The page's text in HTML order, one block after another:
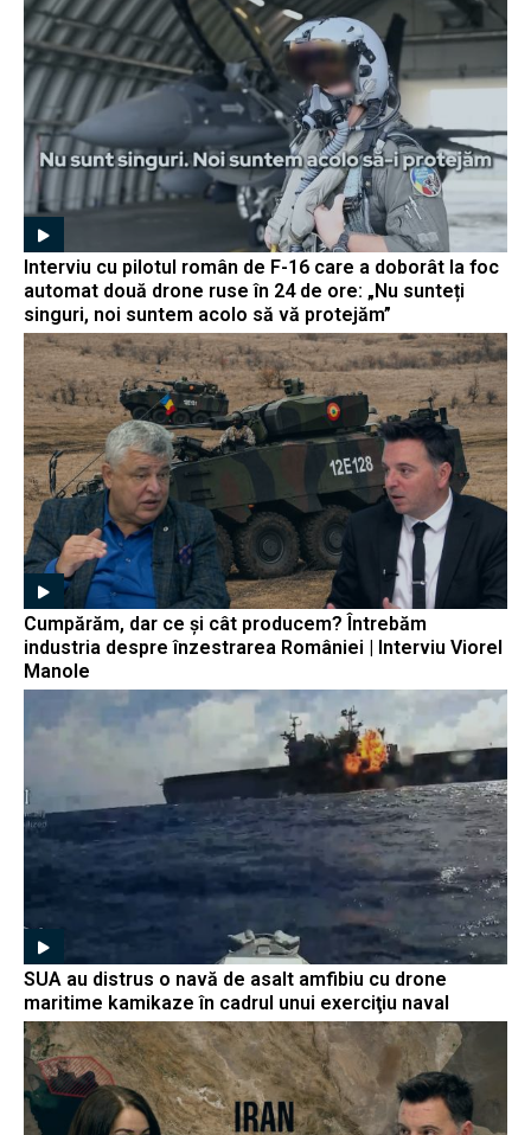
Interviu cu pilotul român de F-16 care a doborât la foc
automat două drone ruse în 24 de ore: „Nu sunteți
singuri, noi suntem acolo să vă protejăm”
Cumpărăm, dar ce și cât producem? Întrebăm
industria despre înzestrarea României | Interviu Viorel
Manole
SUA au distrus o navă de asalt amfibiu cu drone
maritime kamikaze în cadrul unui exerciţiu naval